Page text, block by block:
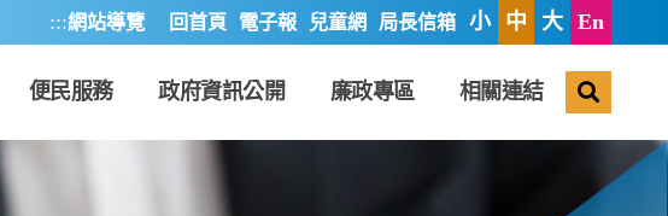
:::網站導覽 回首頁 電子報 兒童網 局長信箱 小 中 大 En
便民服務 政府資訊公開 廉政專區 相關連結